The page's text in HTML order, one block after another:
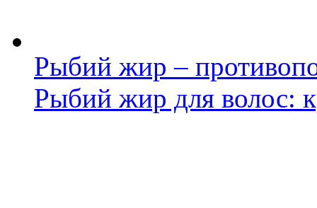
Рыбий жир –
Рыбий жир для волос: